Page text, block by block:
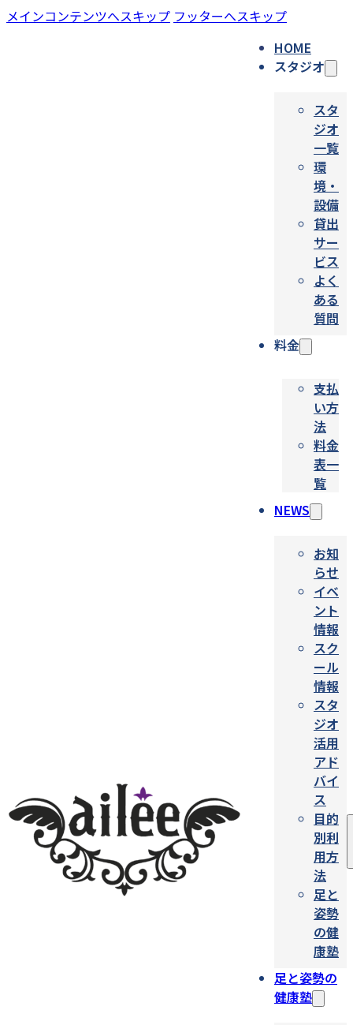
メインコンテンツへスキップ フッターへスキップ
HOME
スタジオ
スタ
ジオ
一覧
環
境・
設備
貸出
サー
ビス
よく
ある
質問
料金
支払
い方
法
料金
表一
覧
NEWS
お知
らせ
イベ
ント
情報
スク
ール
情報
スタ
ジオ
活用
アド
バイ
ス
目的
別利
用方
法
足と
姿勢
の健
康塾
足と姿勢の
健康塾